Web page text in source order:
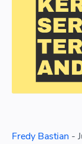
Fredy Bastian -